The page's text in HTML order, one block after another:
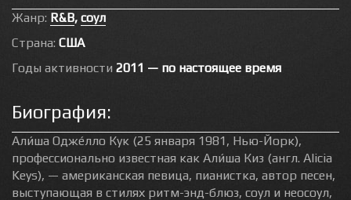
Жанр: R&B, соул
Страна: США
Годы активности 2011 — по настоящее время
Биография:
Али́ша Одже́лло Кук (25 января 1981, Нью-Йорк),
профессионально известная как Али́ша Киз (англ. Alicia
Keys), — американская певица, пианистка, автор песен,
выступающая в стилях ритм-энд-блюз, соул и неосоул,